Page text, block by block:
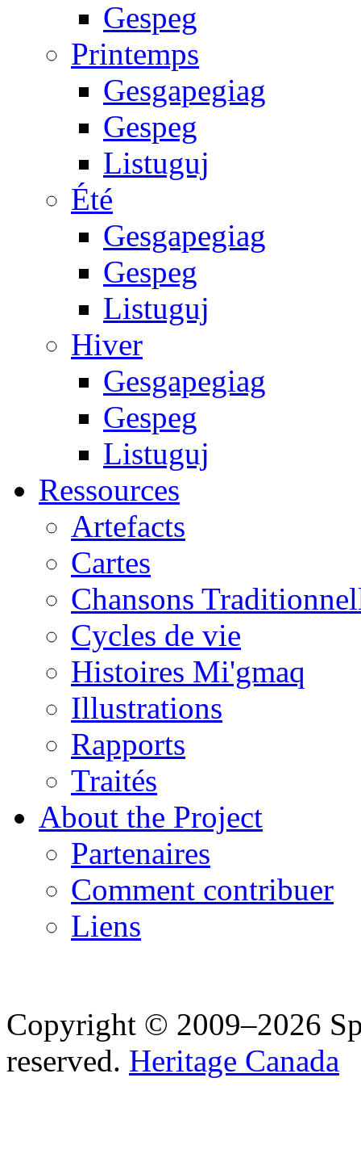
Gespeg
Printemps
Gesgapegiag
Gespeg
Listuguj
Été
Gesgapegiag
Gespeg
Listuguj
Hiver
Gesgapegiag
Gespeg
Listuguj
Ressources
Artefacts
Cartes
Chansons
Cycles de vie
Histoires Mi'gmaq
Illustrations
Rapports
Traités
About the Project
Partenaires
Comment contribuer
Liens
Copyright © 2009–2026
reserved. Heritage Canada